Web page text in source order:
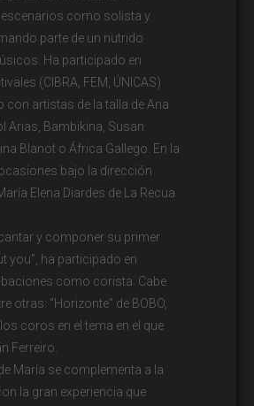
como solista y
parte de un nutrido
Ha participado en
(CIBRA, FEM, ÚNICAS)
con artistas de la talla de Ana
Arias, Bambikina, Susan
Blanot o África Gallego. En la
bajo la dirección
Elena Diardes de La Recua
y componer su primer
you”, ha participado en
como corista. Cabe
otras: “Horizonte” de BOBO,
coros en el tema en el que
Ferreiro.
de María se complementa a la
la gran experiencia que